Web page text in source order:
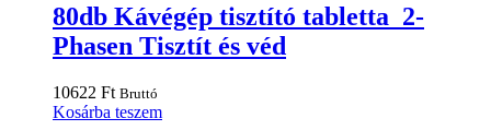
80db Kávégép tisztító tabletta 2-
Phasen Tisztít és véd
10622 Ft Bruttó
Kosárba teszem